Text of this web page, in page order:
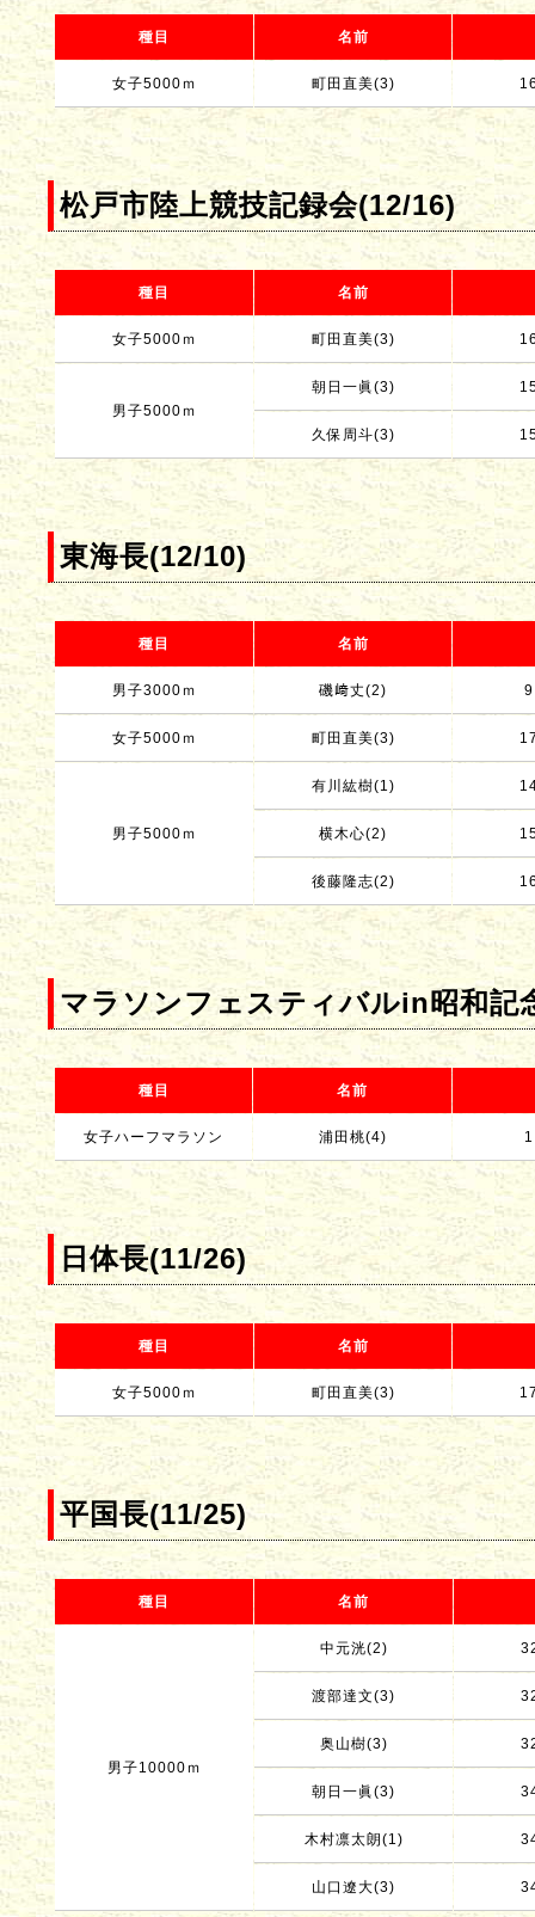
種目 名前
女子5000ｍ 町田直美(3)
松戸市陸上競技記録会(12/16)
種目 名前
女子5000ｍ 町田直美(3)
男子5000ｍ
朝日一眞(3)
久保周斗(3)
東海長(12/10)
種目 名前
男子3000ｍ 磯﨑丈(2)
女子5000ｍ 町田直美(3)
男子5000ｍ
有川紘樹(1)
横木心(2)
後藤隆志(2)
マラソンフェスティバルin昭和記
種目 名前
女子ハーフマラソン 浦田桃(4)
日体長(11/26)
種目 名前
女子5000ｍ 町田直美(3)
平国長(11/25)
種目 名前
男子10000ｍ
中元洸(2)
渡部達文(3)
奥山樹(3)
朝日一眞(3)
木村凛太朗(1)
山口遼大(3)